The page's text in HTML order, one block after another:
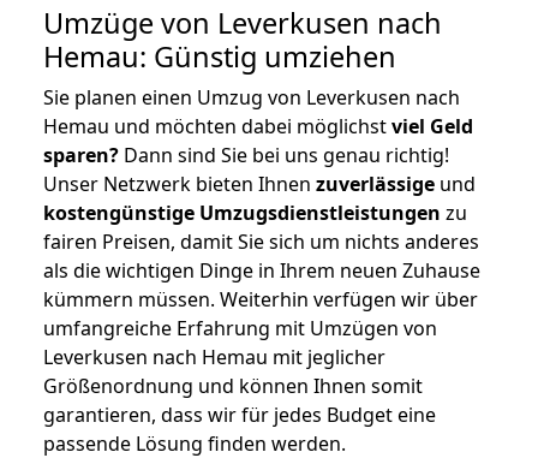
Umzüge von Leverkusen nach
Hemau: Günstig umziehen
Sie planen einen Umzug von Leverkusen nach
Hemau und möchten dabei möglichstviel Geld
sparen? Dann sind Sie bei uns genau richtig!
Unser Netzwerk bieten Ihnen zuverlässige und
kostengünstige Umzugsdienstleistungen zu
fairen Preisen, damit Sie sich um nichts anderes
als die wichtigen Dinge in Ihrem neuen Zuhause
kümmern müssen. Weiterhin verfügen wir über
umfangreiche Erfahrung mit Umzügen von
Leverkusen nach Hemau mit jeglicher
Größenordnung und können Ihnen somit
garantieren, dass wir für jedes Budget eine
passende Lösung finden werden.